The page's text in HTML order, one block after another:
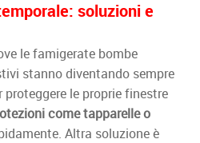
soluzioni e
le famigerate bombe
stanno diventando sempre
proteggere le proprie finestre
come tapparelle o
Altra soluzione è